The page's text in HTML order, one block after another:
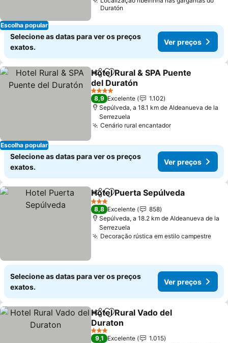
Escolha popular
Duratón
Selecione as datas para ver os preços
exatos.
Ver preços
Escolha popular
PartilharAdicionar aos favoritos
Hotel Rural & SPA Puente
del Duratón
4 Estrelas
8,9 Excelente
1.102
Sepúlveda, a 18.1 km de Aldeanueva de la
Serrezuela
Cenário rural encantador
Selecione as datas para ver os preços
exatos.
Ver preços
PartilharAdicionar aos favoritos
Hotel Puerta Sepúlveda
3 Estrelas
8,8 Excelente
858
Sepúlveda, a 18.2 km de Aldeanueva de la
Serrezuela
Decoração rústica em estilo campestre
Selecione as datas para ver os preços
exatos.
Ver preços
PartilharAdicionar aos favoritos
Hotel Rural Vado del
Duraton
3 Estrelas
9,1 Excelente
1.015